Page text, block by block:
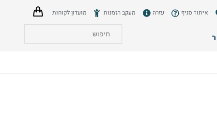
איתור סניף עזרה מעקב הזמנות מועדון לקוחות